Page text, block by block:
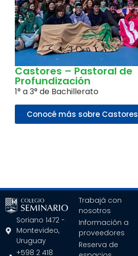
Castores – Pastoral de
Profundización
1° a 3° de Bachillerato
Conocé más sobre Castores
Soriano 1472 -
Montevideo,
Uruguay
+598 2 418
Trabajá con
nosotros
Información a
proveedores
Reserva de